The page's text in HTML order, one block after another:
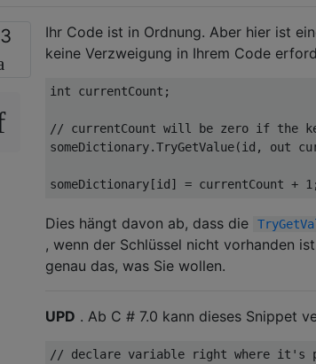
Ihr Code ist in Ordnung. Aber hier ist
keine Verzweigung in Ihrem Code
int currentCount;
// currentCount will be zero if the
someDictionary.TryGetValue(id, out
someDictionary[id] = currentCount + 1
Dies hängt davon ab, dass die
, wenn der Schlüssel nicht vorhanden
genau das, was Sie wollen.
UPD . Ab C # 7.0 kann dieses Snippet
// declare variable right where it's